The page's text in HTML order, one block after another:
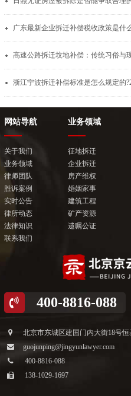
广东最新企业拆迁补偿税收政策是什
高速公路拆迁坟地补偿：传统习俗与
网站导航
关于我们
业务领域
律师团队
胜诉案例
实时公告
律所动态
法律知识
联系我们
业务领域
征地拆迁
企业拆迁
房产维权
婚姻家事
建筑工程
矿产资源
遗嘱公证
400-8816-088
北京市东城区建国门内大街18号恒
guojunping@jingyunlawyer.com
400-8816-088
138-1029-1697